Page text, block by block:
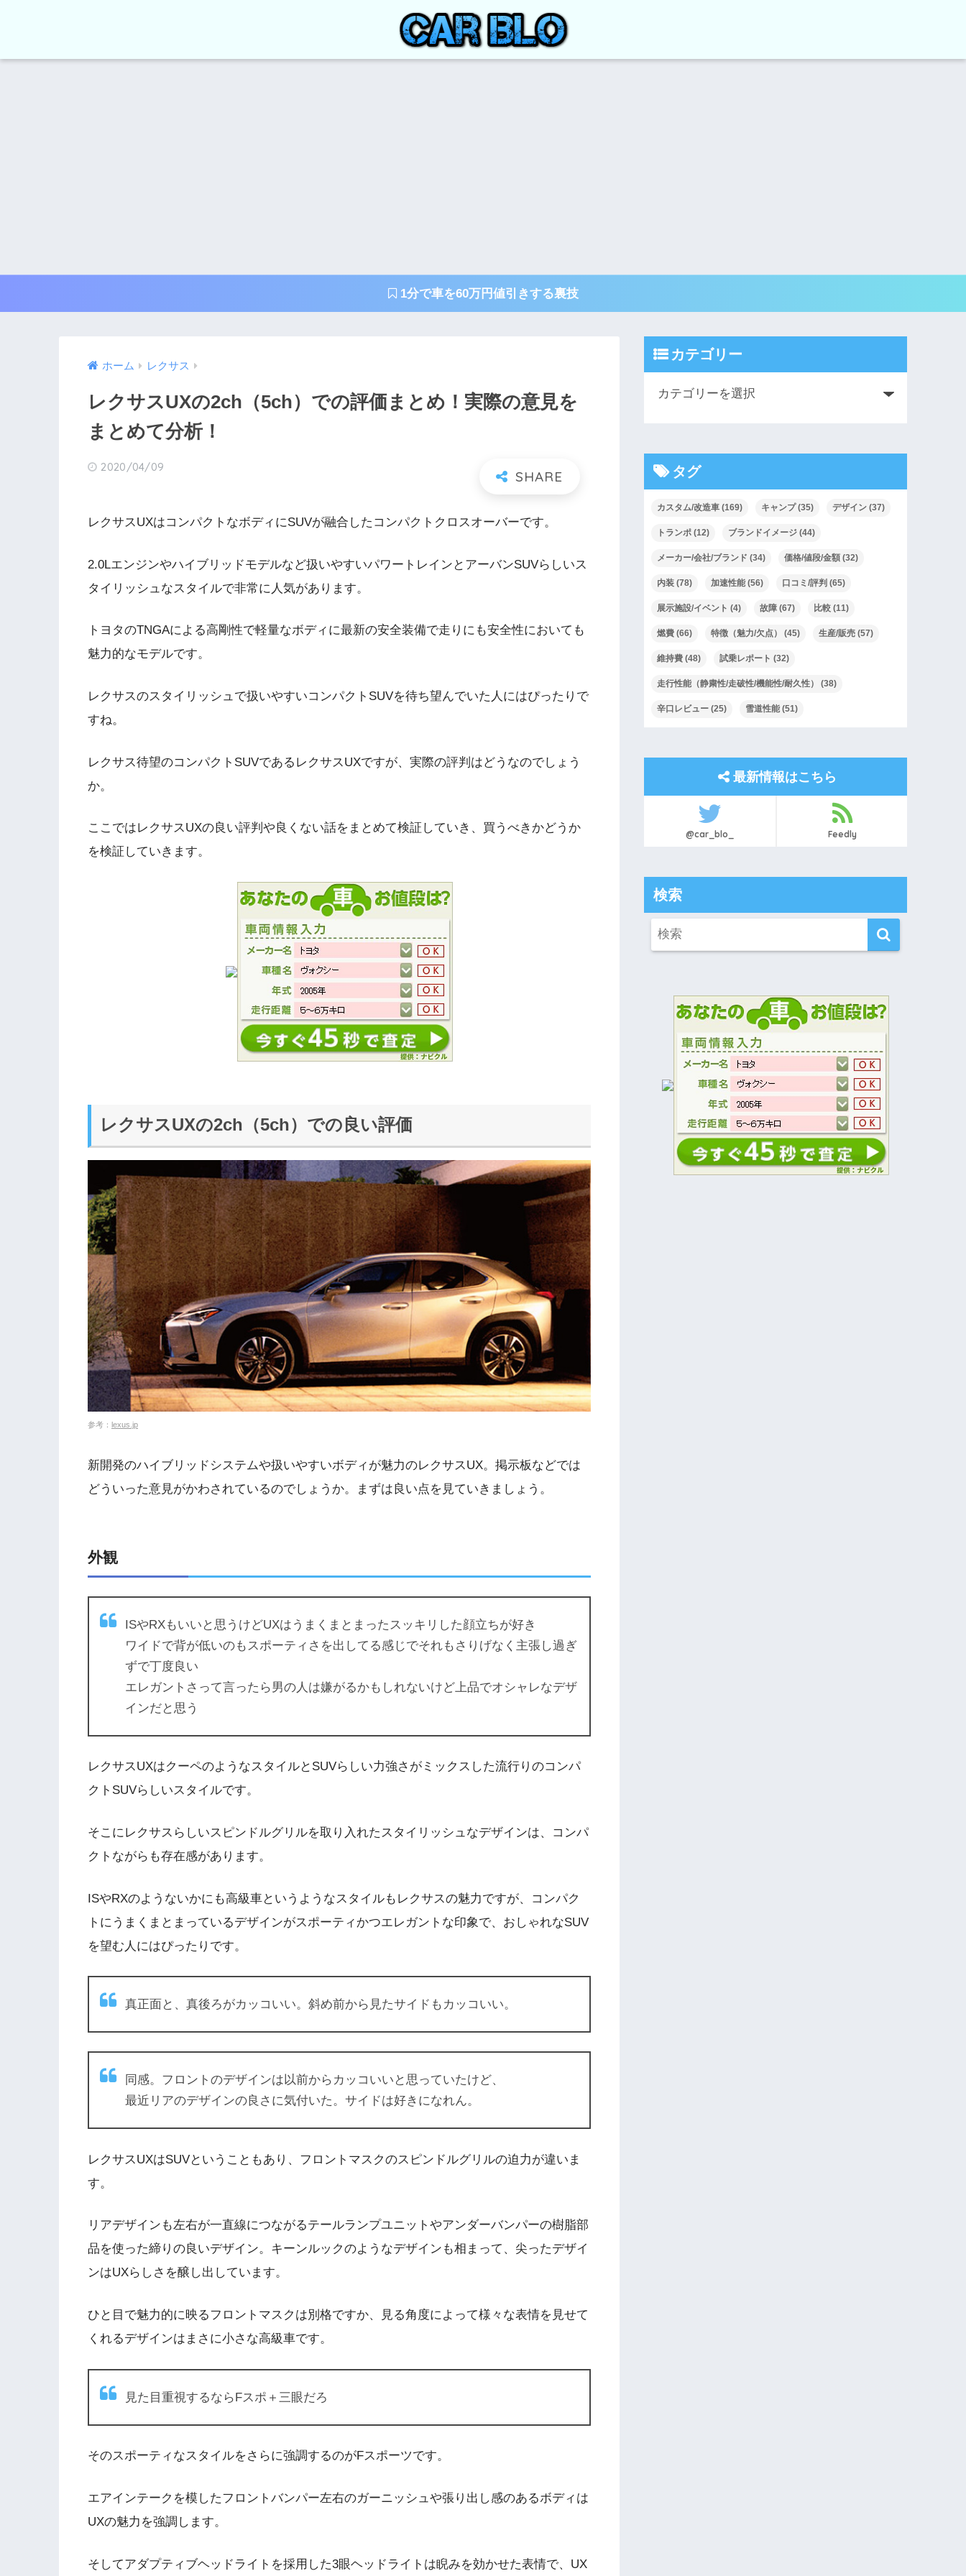
1分で車を60万円値引きする裏技
ホーム レクサス
レクサスUXの2ch（5ch）での評価まとめ！実際の意見を
まとめて分析！
2020/04/09
レクサスUXはコンパクトなボディにSUVが融合したコンパクトクロスオーバーです。
2.0Lエンジンやハイブリッドモデルなど扱いやすいパワートレインとアーバンSUVらしいス
タイリッシュなスタイルで非常に人気があります。
トヨタのTNGAによる高剛性で軽量なボディに最新の安全装備で走りにも安全性においても
魅力的なモデルです。
レクサスのスタイリッシュで扱いやすいコンパクトSUVを待ち望んでいた人にはぴったりで
すね。
レクサス待望のコンパクトSUVであるレクサスUXですが、実際の評判はどうなのでしょう
か。
ここではレクサスUXの良い評判や良くない話をまとめて検証していき、買うべきかどうか
を検証していきます。
レクサスUXの2ch（5ch）での良い評価
参考： lexus.jp
新開発のハイブリッドシステムや扱いやすいボディが魅力のレクサスUX。掲示板などでは
どういった意見がかわされているのでしょうか。まずは良い点を見ていきましょう。
外観
ISやRXもいいと思うけどUXはうまくまとまったスッキリした顔立ちが好き
ワイドで背が低いのもスポーティさを出してる感じでそれもさりげなく主張し過ぎ
ずで丁度良い
エレガントさって言ったら男の人は嫌がるかもしれないけど上品でオシャレなデザ
インだと思う
レクサスUXはクーペのようなスタイルとSUVらしい力強さがミックスした流行りのコンパ
クトSUVらしいスタイルです。
そこにレクサスらしいスピンドルグリルを取り入れたスタイリッシュなデザインは、コンパ
クトながらも存在感があります。
ISやRXのようないかにも高級車というようなスタイルもレクサスの魅力ですが、コンパク
トにうまくまとまっているデザインがスポーティかつエレガントな印象で、おしゃれなSUV
を望む人にはぴったりです。
真正面と、真後ろがカッコいい。斜め前から見たサイドもカッコいい。
同感。フロントのデザインは以前からカッコいいと思っていたけど、
最近リアのデザインの良さに気付いた。サイドは好きになれん。
レクサスUXはSUVということもあり、フロントマスクのスピンドルグリルの迫力が違いま
す。
リアデザインも左右が一直線につながるテールランプユニットやアンダーバンパーの樹脂部
品を使った締りの良いデザイン。キーンルックのようなデザインも相まって、尖ったデザイ
ンはUXらしさを醸し出しています。
ひと目で魅力的に映るフロントマスクは別格ですか、見る角度によって様々な表情を見せて
くれるデザインはまさに小さな高級車です。
見た目重視するならFスポ＋三眼だろ
そのスポーティなスタイルをさらに強調するのがFスポーツです。
エアインテークを模したフロントバンパー左右のガーニッシュや張り出し感のあるボディは
UXの魅力を強調します。
そしてアダプティブヘッドライトを採用した3眼ヘッドライトは睨みを効かせた表情で、UX
カテゴリー
タグ
カスタム/改造車 (169) キャンプ(35) デザイン (37)
トランポ (12) ブランドイメージ (44)
メーカー/会社/ブランド (34) 価格/値段/金額 (32)
内装 (78) 加速性能 (56) 口コミ/評判 (65)
展示施設/イベント (4) 故障 (67) 比較 (11)
燃費 (66) 特徴（魅力/欠点） (45) 生産/販売 (57)
維持費 (48) 試乗レポート (32)
走行性能（静粛性/走破性/機能性/耐久性） (38)
辛口レビュー (25) 雪道性能 (51)
最新情報はこちら
@car_blo_ Feedly
検索